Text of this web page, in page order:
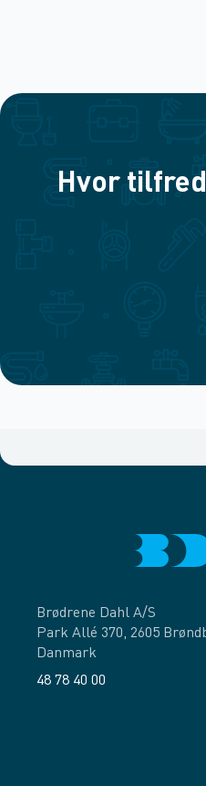
Hvor
Brødrene Dahl A/S
Park Allé 370, 2605
Danmark
48 78 40 00